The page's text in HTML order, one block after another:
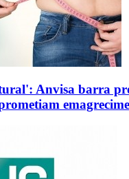
Anvisa barra